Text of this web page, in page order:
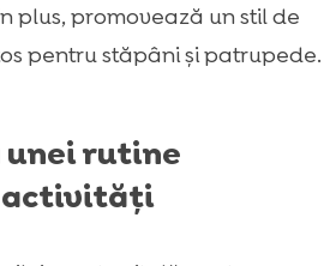
plus, promovează un stil de
pentru stăpâni și patrupede.
rutine
activități